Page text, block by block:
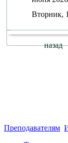
Вторник,
назад
Преподавателям